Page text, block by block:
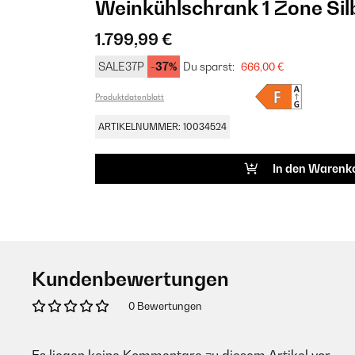
Weinkühlschrank 1 Zone
1.799,99 €
SALE37P -37% Du sparst: 666,00 €
Produktdatenblatt
ARTIKELNUMMER: 10034524
In den
Kundenbewertungen
0 Bewertungen